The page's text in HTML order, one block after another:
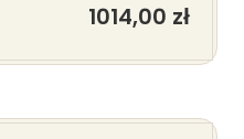
1014,00 zł